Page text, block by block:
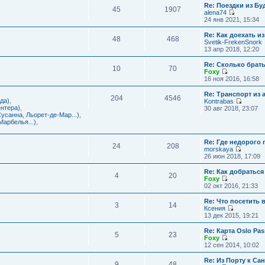
ю
о
б
щ
е
н
и
ю
е
м
у
с
о
о
б
щ
е
и
ю
л
д
н
е
м
у
с
о
б
щ
е
н
и
к
п
о
л
е
д
н
е
у
с
о
о
б
и
ю
45 1907
Re: Поездки из
alena74
П
е
р
е
й
т
к
п
о
л
е
д
с
о
о
щ
н
и
ю
24 янв 2021, 15:34
48 468
Re: Как доехать
Svetik-FrekenSnork
13 апр 2018, 12:20
10 70
Re: Сколько
Foxy
П
е
р
е
й
т
п
о
с
л
е
д
н
е
с
о
о
щ
н
и
ю
16 ноя 2016, 16:58
Льорет-де-Мар...)
204 4546
Re: Транспорт из
Kontrabas
П
й
т
п
о
л
е
д
е
с
о
о
щ
30 авг 2018, 23:07
24 208
Re: Где недорого
morskaya
П
е
р
е
й
т
к
п
о
л
д
н
е
26 июн 2018, 17:09
4 20
Re: Как
Foxy
П
е
р
е
й
т
к
п
о
л
02 окт 2016, 21:33
3 14
Re: Что посетить
Ксения
П
е
р
е
й
т
13 дек 2015, 19:21
5 23
Re: Карта Oslo
Foxy
П
е
р
12 сен 2014, 10:02
Re: Из Порту к